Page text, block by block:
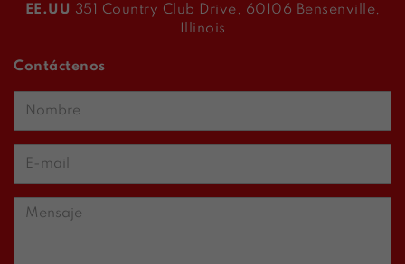
EE.UU 351 Country Club Drive, 60106 Bensenville,
Illinois
Contáctenos